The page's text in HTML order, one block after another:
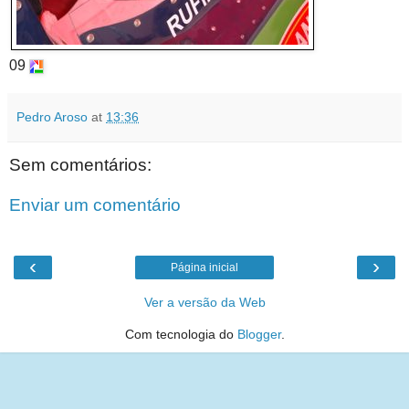
09
Pedro Aroso at 13:36
Sem comentários:
Enviar um comentário
‹ ›
Página inicial
Ver a versão da Web
Com tecnologia do Blogger.